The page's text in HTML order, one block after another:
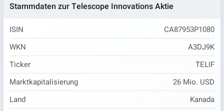
Stammdaten zur Telescope Innovations Aktie
ISIN
CA87953P1080
WKN
A3DJ9K
Ticker
TELIF
Marktkapitalisierung
26 Mio. USD
Land
Kanada